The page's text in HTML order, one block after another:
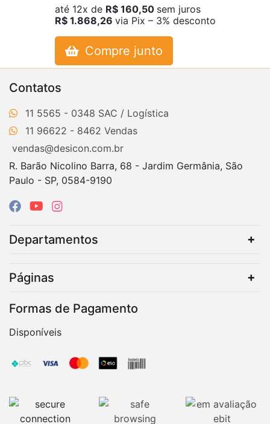
até 12x de R$ 160,50 sem juros
R$ 1.868,26 via Pix – 3% desconto
Compre junto
Contatos
11 5565 - 0348
11 96622 - 8462
vendas@desicon.com.br
R. Barão Nicolino Barra, 68 - Jardim Germânia, São
Paulo - SP, 0584-9190
Departamentos
Páginas
Formas de Pagamento
Disponíveis